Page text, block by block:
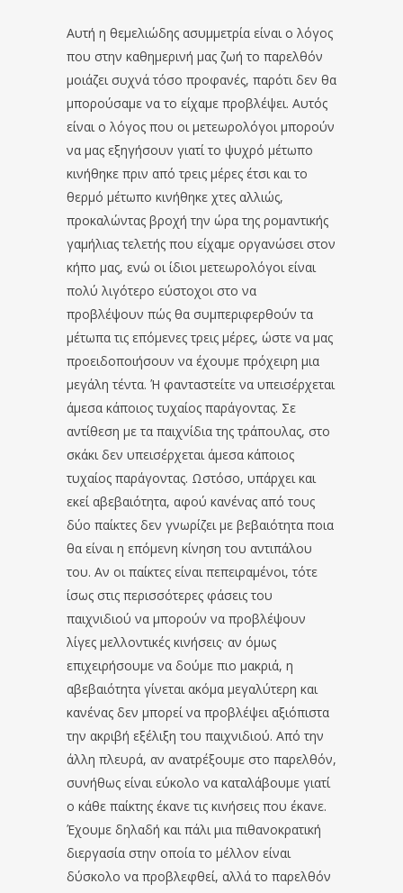
Αυτή η θεμελιώδης ασυμμετρία είναι ο λόγος
που στην καθημερινή μας ζωή το παρελθόν
μοιάζει συχνά τόσο προφανές, παρότι δεν θα
μπορούσαμε να το είχαμε προβλέψει. Αυτός
είναι ο λόγος που οι μετεωρολόγοι μπορούν
να μας εξηγήσουν γιατί το ψυχρό μέτωπο
κινήθηκε πριν από τρεις μέρες έτσι και το
θερμό μέτωπο κινήθηκε χτες αλλιώς,
προκαλώντας βροχή την ώρα της ρομαντικής
γαμήλιας τελετής που είχαμε οργανώσει στον
κήπο μας, ενώ οι ίδιοι μετεωρολόγοι είναι
πολύ λιγότερο εύστοχοι στο να
προβλέψουν πώς θα συμπεριφερθούν τα
μέτωπα τις επόμενες τρεις μέρες, ώστε να μας
προειδοποιήσουν να έχουμε πρόχειρη μια
μεγάλη τέντα. Ή φανταστείτε να υπεισέρχεται
άμεσα κάποιος τυχαίος παράγοντας. Σε
αντίθεση με τα παιχνίδια της τράπουλας, στο
σκάκι δεν υπεισέρχεται άμεσα κάποιος
τυχαίος παράγοντας. Ωστόσο, υπάρχει και
εκεί αβεβαιότητα, αφού κανένας από τους
δύο παίκτες δεν γνωρίζει με βεβαιότητα ποια
θα είναι η επόμενη κίνηση του αντιπάλου
του. Αν οι παίκτες είναι πεπειραμένοι, τότε
ίσως στις περισσότερες φάσεις του
παιχνιδιού να μπορούν να προβλέψουν
λίγες μελλοντικές κινήσεις· αν όμως
επιχειρήσουμε να δούμε πιο μακριά, η
αβεβαιότητα γίνεται ακόμα μεγαλύτερη και
κανένας δεν μπορεί να προβλέψει αξιόπιστα
την ακριβή εξέλιξη του παιχνιδιού. Από την
άλλη πλευρά, αν ανατρέξουμε στο παρελθόν,
συνήθως είναι εύκολο να καταλάβουμε γιατί
ο κάθε παίκτης έκανε τις κινήσεις που έκανε.
Έχουμε δηλαδή και πάλι μια πιθανοκρατική
διεργασία στην οποία το μέλλον είναι
δύσκολο να προβλεφθεί, αλλά το παρελθόν